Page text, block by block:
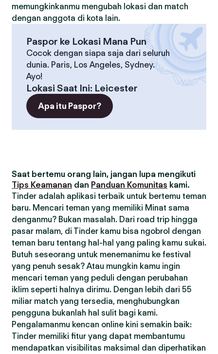
memungkinkanmu mengubah lokasi dan match
dengan anggota di kota lain.
Paspor ke Lokasi Mana Pun
Cocok dengan siapa saja dari seluruh
dunia. Paris, Los Angeles, Sydney.
Ayo!
Lokasi Saat Ini: Leicester
Apa itu Paspor?
Saat bertemu orang lain, jangan lupa mengikuti
Tips Keamanan dan Panduan Komunitas kami.
Tinder adalah aplikasi terbaik untuk bertemu teman
baru. Mencari teman yang memiliki Minat sama
denganmu? Bukan masalah. Dari road trip hingga
pasar malam, di Tinder kamu bisa ngobrol dengan
teman baru tentang hal-hal yang paling kamu sukai.
Butuh seseorang untuk menemanimu ke festival
yang penuh sesak? Atau mungkin kamu ingin
mencari teman yang peduli dengan perubahan
iklim seperti halnya dirimu. Dengan lebih dari 55
miliar match yang tersedia, menghubungkan
pengguna bukanlah hal sulit bagi kami.
Pengalamanmu kencan online kini semakin baik:
Tinder memiliki fitur yang dapat membantumu
mendapatkan visibilitas maksimal dan diperhatikan